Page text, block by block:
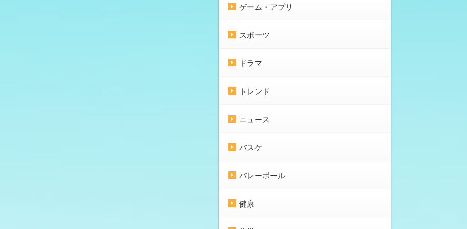
ゲーム・アプリ
スポーツ
ドラマ
トレンド
ニュース
バスケ
バレーボール
健康